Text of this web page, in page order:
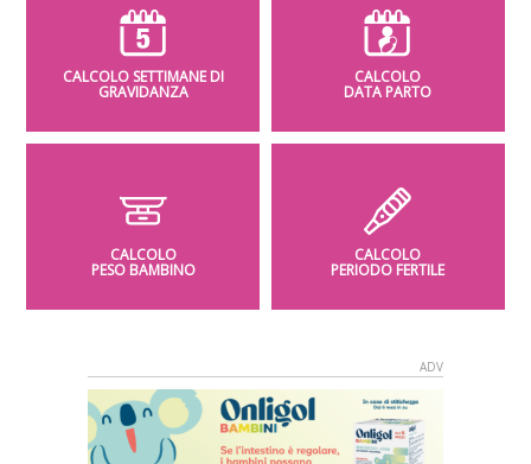
CALCOLO SETTIMANE DI
GRAVIDANZA
CALCOLO
DATA PARTO
CALCOLO
PESO BAMBINO
CALCOLO
PERIODO FERTILE